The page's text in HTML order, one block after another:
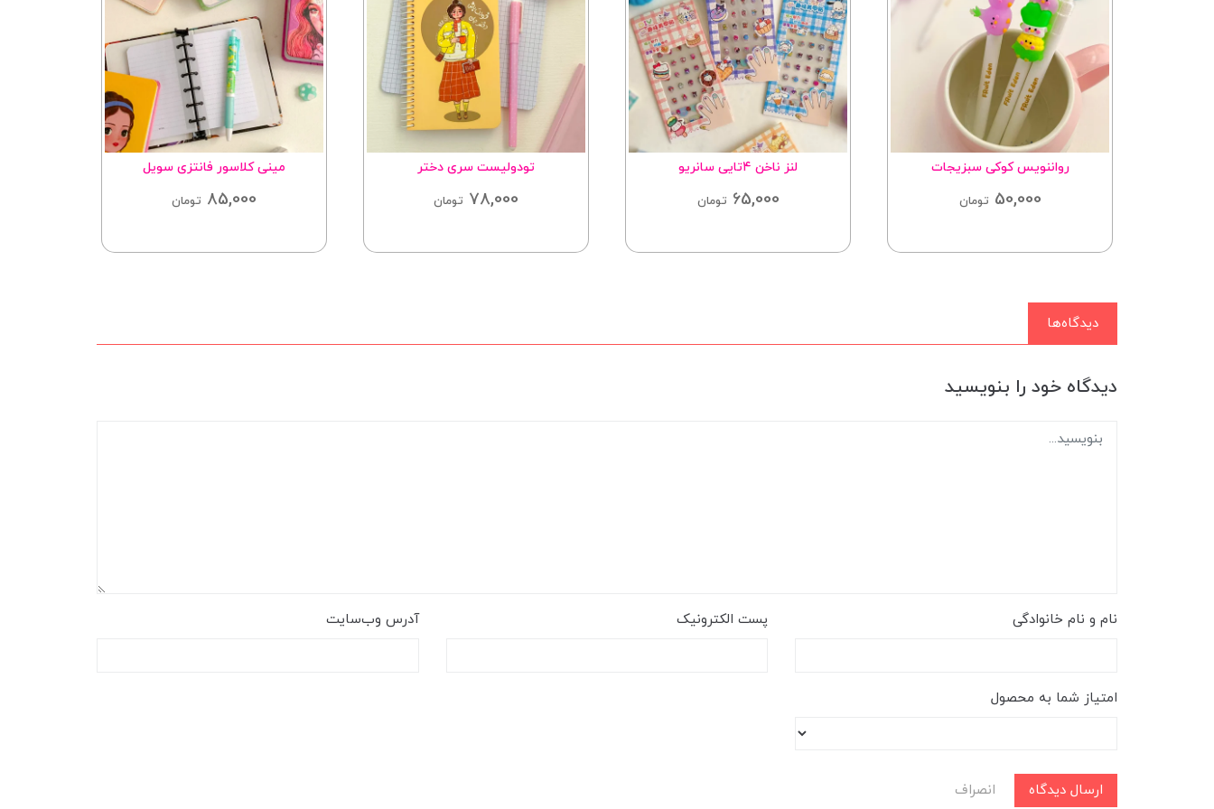
لنز ناخن ۴تایی سانریو
65,000
تودولیست سری دختر
78,000
مینی کلاسور فانتزی سویل
85,000
دفتر ۶۰ برگ فانتزی کد ۳۱۲
80,000
دیدگاه‌ها
دیدگاه خود را بنویسید
نام و نام خانوادگی پست الکترونیک آدرس وب‌سایت
امتیاز شما به محصول
ارسال دیدگاه انصراف